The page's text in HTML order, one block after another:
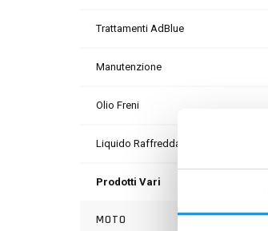
Trattamenti AdBlue
Manutenzione
Olio Freni
Liquido Raffreddamento
Prodotti Vari
MOTO